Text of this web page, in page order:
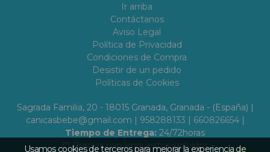
Ir arriba
Contáctanos
Aviso Legal
Política de Privacidad
Condiciones de Compra
Desistir de un pedido
Políticas de Cookies
Sagrada Familia, 20 - 18015 Granada, Granada - (España) |
canicasbebe@gmail.com | 958288133 | 660826654|
Tiempo de Entrega: 24/72horas
(*) Precios con Impuestos incluidos
Usamos cookies de terceros para mejorar la experiencia de